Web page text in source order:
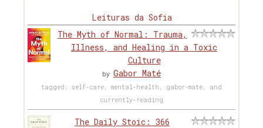
Leituras da Sofia
The Myth of Normal: Trauma,
Illness, and Healing in a Toxic
Culture
by Gabor Maté
tagged: self-care, mental-health, gabor-maté, and
currently-reading
The Daily Stoic: 366